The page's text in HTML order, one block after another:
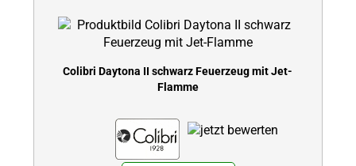
Colibri Daytona II schwarz Feuerzeug mit Jet-
Flamme